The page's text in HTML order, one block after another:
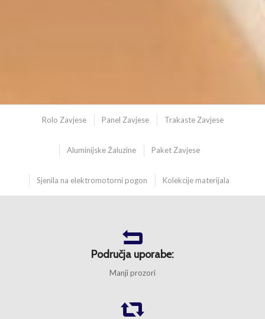
Rolo Zavjese Panel Zavjese Trakaste Zavjese
Aluminijske Žaluzine Paket Zavjese
Sjenila na elektromotorni pogon Kolekcije materijala
Područja uporabe:
Manji prozori